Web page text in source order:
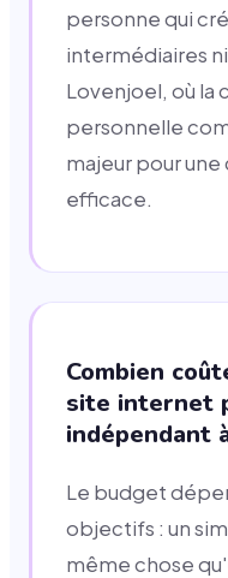
personne qui
intermédiaires
Lovenjoel, où la
personnelle
majeur pour
efficace.
Combien
site internet
indépendant
Le budget
objectifs : un
même chose